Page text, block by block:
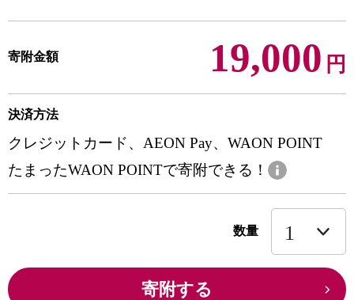
寄附金額 19,000 円
決済方法
クレジットカード、AEON Pay、WAON POINT
たまったWAON POINTで寄附できる！
数量
寄附する